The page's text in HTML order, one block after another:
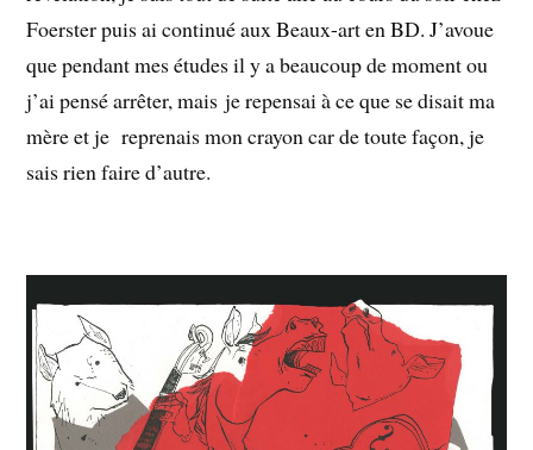
Foerster puis ai continué aux Beaux-art en BD. J’avoue
que pendant mes études il y a beaucoup de moment ou
j’ai pensé arrêter, mais je repensai à ce que se disait ma
mère et je reprenais mon crayon car de toute façon, je
sais rien faire d’autre.